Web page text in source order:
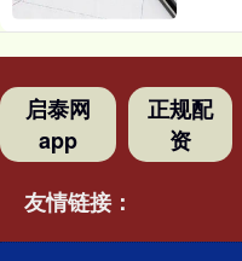
启泰网
app
正规配
资
友情链接：